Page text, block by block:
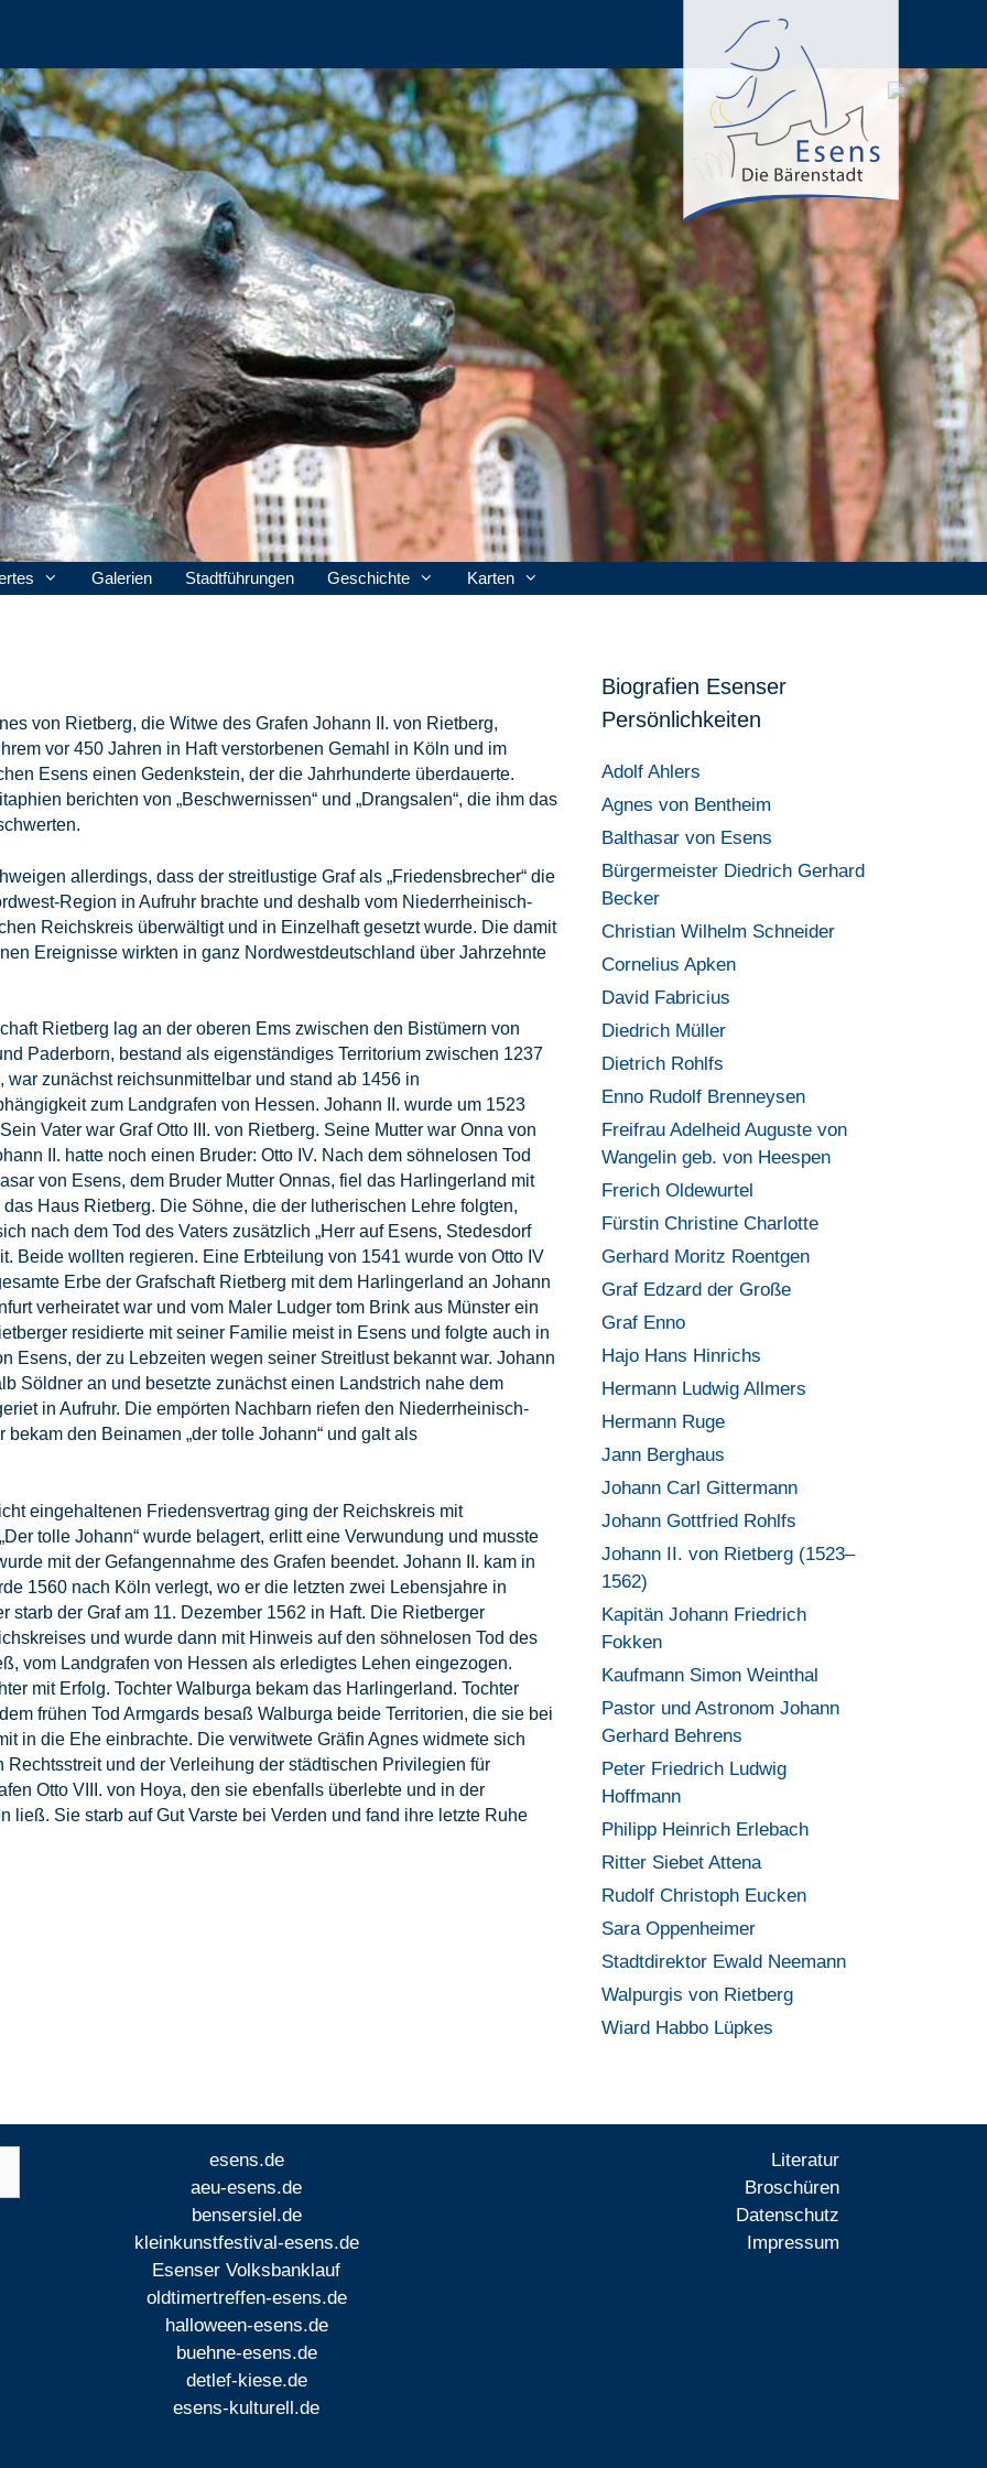
Galerien Stadtführungen Geschichte Karten
von Rietberg, die Witwe des Grafen Johann II. von Rietberg,
vor 450 Jahren in Haft verstorbenen Gemahl in Köln und im
Esens einen Gedenkstein, der die Jahrhunderte überdauerte.
berichten von „Beschwernissen“ und „Drangsalen“, die ihm das
allerdings, dass der streitlustige Graf als „Friedensbrecher“ die
Region in Aufruhr brachte und deshalb vom Niederrheinisch-
Reichskreis überwältigt und in Einzelhaft gesetzt wurde. Die damit
Ereignisse wirkten in ganz Nordwestdeutschland über Jahrzehnte
Rietberg lag an der oberen Ems zwischen den Bistümern von
Paderborn, bestand als eigenständiges Territorium zwischen 1237
war zunächst reichsunmittelbar und stand ab 1456 in
zum Landgrafen von Hessen. Johann II. wurde um 1523
Vater war Graf Otto III. von Rietberg. Seine Mutter war Onna von
II. hatte noch einen Bruder: Otto IV. Nach dem söhnelosen Tod
von Esens, dem Bruder Mutter Onnas, fiel das Harlingerland mit
das Haus Rietberg. Die Söhne, die der lutherischen Lehre folgten,
nach dem Tod des Vaters zusätzlich „Herr auf Esens, Stedesdorf
Beide wollten regieren. Eine Erbteilung von 1541 wurde von Otto IV
Erbe der Grafschaft Rietberg mit dem Harlingerland an Johann
verheiratet war und vom Maler Ludger tom Brink aus Münster ein
residierte mit seiner Familie meist in Esens und folgte auch in
Esens, der zu Lebzeiten wegen seiner Streitlust bekannt war. Johann
Söldner an und besetzte zunächst einen Landstrich nahe dem
in Aufruhr. Die empörten Nachbarn riefen den Niederrheinisch-
den Beinamen „der tolle Johann“ und galt als
eingehaltenen Friedensvertrag ging der Reichskreis mit
tolle Johann“ wurde belagert, erlitt eine Verwundung und musste
mit der Gefangennahme des Grafen beendet. Johann II. kam in
1560 nach Köln verlegt, wo er die letzten zwei Lebensjahre in
der Graf am 11. Dezember 1562 in Haft. Die Rietberger
und wurde dann mit Hinweis auf den söhnelosen Tod des
vom Landgrafen von Hessen als erledigtes Lehen eingezogen.
mit Erfolg. Tochter Walburga bekam das Harlingerland. Tochter
frühen Tod Armgards besaß Walburga beide Territorien, die sie bei
in die Ehe einbrachte. Die verwitwete Gräfin Agnes widmete sich
und der Verleihung der städtischen Privilegien für
Otto VIII. von Hoya, den sie ebenfalls überlebte und in der
ließ. Sie starb auf Gut Varste bei Verden und fand ihre letzte Ruhe
Biografien Esenser
Persönlichkeiten
Adolf Ahlers
Agnes von Bentheim
Balthasar von Esens
Bürgermeister Diedrich Gerhard
Becker
Christian Wilhelm Schneider
Cornelius Apken
David Fabricius
Diedrich Müller
Dietrich Rohlfs
Enno Rudolf Brenneysen
Freifrau Adelheid Auguste von
Wangelin geb. von Heespen
Frerich Oldewurtel
Fürstin Christine Charlotte
Gerhard Moritz Roentgen
Graf Edzard der Große
Graf Enno
Hajo Hans Hinrichs
Hermann Ludwig Allmers
Hermann Ruge
Jann Berghaus
Johann Carl Gittermann
Johann Gottfried Rohlfs
Johann II. von Rietberg (1523–
1562)
Kapitän Johann Friedrich
Fokken
Kaufmann Simon Weinthal
Pastor und Astronom Johann
Gerhard Behrens
Peter Friedrich Ludwig
Hoffmann
Philipp Heinrich Erlebach
Ritter Siebet Attena
Rudolf Christoph Eucken
Sara Oppenheimer
Stadtdirektor Ewald Neemann
Walpurgis von Rietberg
Wiard Habbo Lüpkes
esens.de
aeu-esens.de
bensersiel.de
kleinkunstfestival-esens.de
Esenser Volksbanklauf
oldtimertreffen-esens.de
halloween-esens.de
buehne-esens.de
detlef-kiese.de
esens-kulturell.de
Literatur
Broschüren
Datenschutz
Impressum